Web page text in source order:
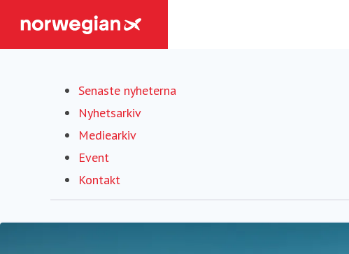
Senaste nyheterna
Nyhetsarkiv
Mediearkiv
Event
Kontakt